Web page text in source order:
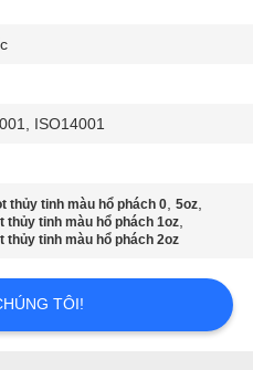
ISO14001
thủy tinh màu hổ phách 0,5oz,
thủy tinh màu hổ phách 1oz,
thủy tinh màu hổ phách 2oz
TÔI!